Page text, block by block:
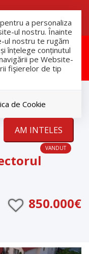
a personaliza
ul nostru. Înainte
ul nostru te rugăm
înțelege conținutul
pe Website-
fişierelor de tip
de Cookie
AM INTELES
a fost
VANDUT
850.000€